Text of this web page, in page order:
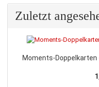
Zuletzt
Moments-Doppelkarten